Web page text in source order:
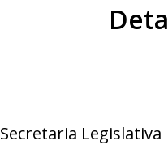
Secretaria Legislativa